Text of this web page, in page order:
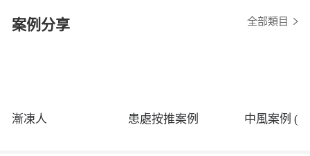
案例分享 全部類目
漸凍人 患處按推案例 中風案例 (